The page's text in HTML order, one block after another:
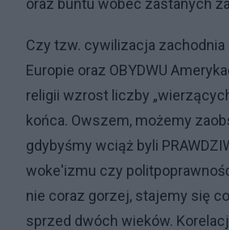
oraz buntu wobec zastanych
Czy tzw. cywilizacja
Europie oraz OBYDWU
religii wzrost liczby
końca. Owszem, możemy
gdybyśmy wciąż byli
woke'izmu czy
nie coraz gorzej, stajemy się
sprzed dwóch wieków.